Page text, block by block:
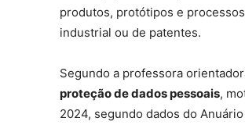
produtos, protótipos e
industrial ou de patentes.
Segundo a professora
proteção de dados pessoais,
2024, segundo dados do